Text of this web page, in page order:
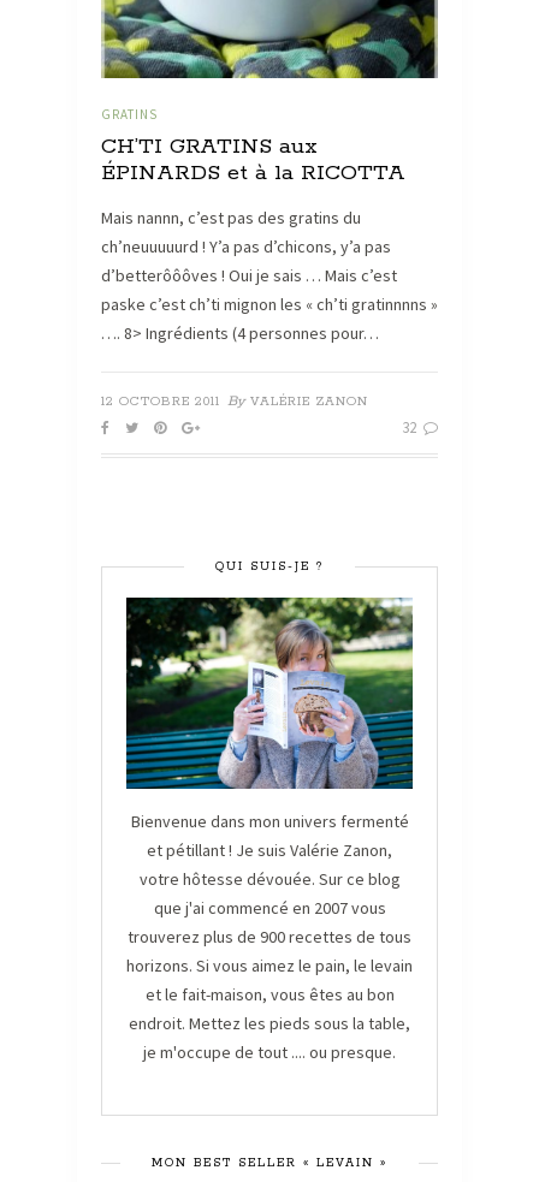
GRATINS
CH’TI GRATINS aux
ÉPINARDS et à la RICOTTA
Mais nannn, c’est pas des gratins du
ch’neuuuuurd ! Y’a pas d’chicons, y’a pas
d’betterôôôves ! Oui je sais … Mais c’est
paske c’est ch’ti mignon les « ch’ti gratinnnns »
…. 8> Ingrédients (4 personnes pour…
12 OCTOBRE 2011 By VALÉRIE ZANON
32
QUI SUIS-JE ?
Bienvenue dans mon univers fermenté
et pétillant ! Je suis Valérie Zanon,
votre hôtesse dévouée. Sur ce blog
que j'ai commencé en 2007 vous
trouverez plus de 900 recettes de tous
horizons. Si vous aimez le pain, le levain
et le fait-maison, vous êtes au bon
endroit. Mettez les pieds sous la table,
je m'occupe de tout .... ou presque.
MON BEST SELLER « LEVAIN »